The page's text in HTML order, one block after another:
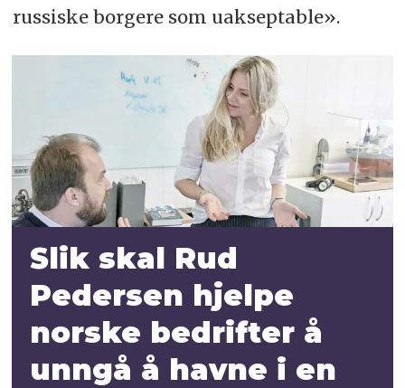
russiske borgere som uakseptable».
Slik skal Rud
Pedersen hjelpe
norske bedrifter å
unngå å havne i en